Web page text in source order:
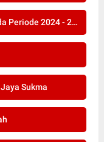
Pilkada Periode 2024 - 2029
Sukma